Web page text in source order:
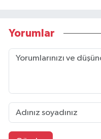
Yorumlar